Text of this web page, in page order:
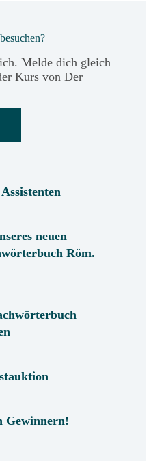
Melde dich gleich
Kurs von Der
neuen
Röm.
Gewinnern!